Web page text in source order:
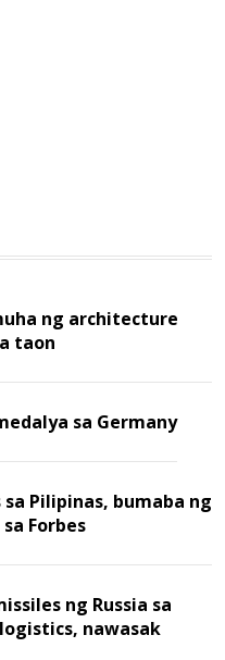
ng architecture
taon
sa Germany
Pilipinas, bumaba ng
Forbes
ng Russia sa
nawasak